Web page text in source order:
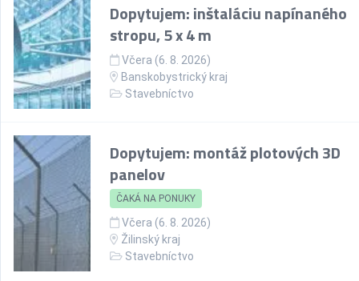
Dopytujem: inštaláciu napínaného
stropu, 5 x 4 m
Včera (6. 8. 2026)
Banskobystrický kraj
Stavebníctvo
Dopytujem: montáž plotových 3D
panelov
ČAKÁ NA PONUKY
Včera (6. 8. 2026)
Žilinský kraj
Stavebníctvo